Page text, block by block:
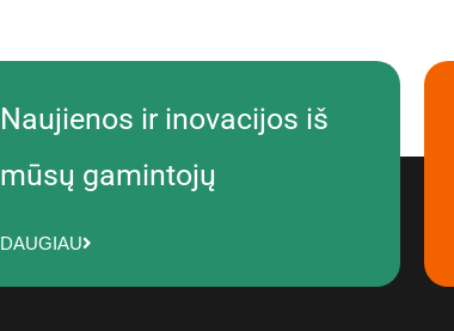
Naujienos ir inovacijos iš
mūsų gamintojų
DAUGIAU